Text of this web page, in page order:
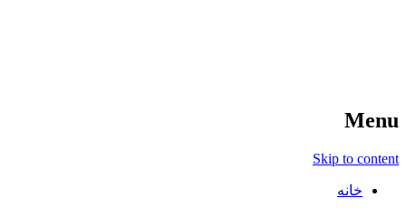
Menu
Skip to content
خانه